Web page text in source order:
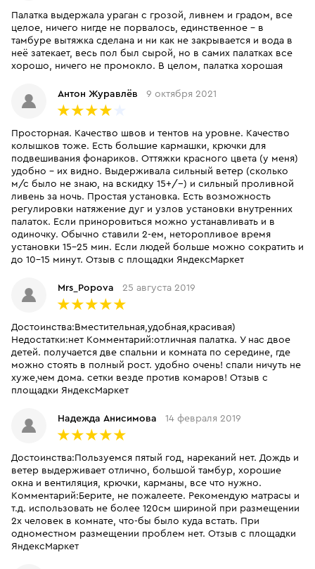
Палатка выдержала ураган с грозой, ливнем и градом, все
целое, ничего нигде не порвалось, единственное - в
тамбуре вытяжка сделана и ни как не закрывается и вода в
неё затекает, весь пол был сырой, но в самих палатках все
хорошо, ничего не промокло. В целом, палатка хорошая
Антон Журавлёв 9 октября 2021
Просторная. Качество швов и тентов на уровне. Качество
колышков тоже. Есть большие кармашки, крючки для
подвешивания фонариков. Оттяжки красного цвета (у меня)
удобно - их видно. Выдерживала сильный ветер (сколько
м/с было не знаю, на вскидку 15+/-) и сильный проливной
ливень за ночь. Простая установка. Есть возможность
регулировки натяжение дуг и узлов установки внутренних
палаток. Если приноровиться можно устанавливать и в
одиночку. Обычно ставили 2-ем, неторопливое время
установки 15-25 мин. Если людей больше можно сократить и
до 10-15 минут. Отзыв с площадки ЯндексМаркет
Mrs_Popova 25 августа 2019
Достоинства:Вместительная,удобная,красивая)
Недостатки:нет Комментарий:отличная палатка. У нас двое
детей. получается две спальни и комната по середине, где
можно стоять в полный рост. удобно очень! спали ничуть не
хуже,чем дома. сетки везде против комаров! Отзыв с
площадки ЯндексМаркет
Надежда Анисимова 14 февраля 2019
Достоинства:Пользуемся пятый год, нареканий нет. Дождь и
ветер выдерживает отлично, большой тамбур, хорошие
окна и вентиляция, крючки, карманы, все что нужно.
Комментарий:Берите, не пожалеете. Рекомендую матрасы и
т.д. использовать не более 120см шириной при размещении
2х человек в комнате, что-бы было куда встать. При
одноместном размещении проблем нет. Отзыв с площадки
ЯндексМаркет